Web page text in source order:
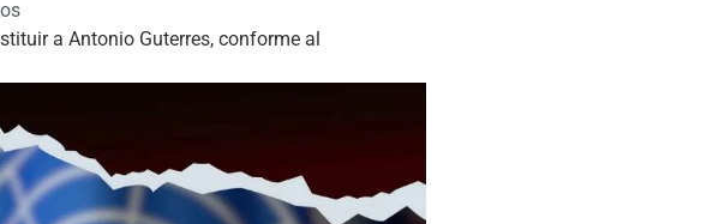
a Antonio Guterres, conforme al